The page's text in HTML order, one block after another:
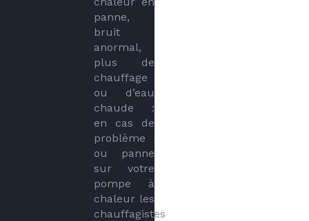
panne,
bruit
anormal,
plus de
chauffage
ou d’eau
chaude :
en cas de
problème
ou panne
sur votre
pompe à
chaleur les
chauffagistes